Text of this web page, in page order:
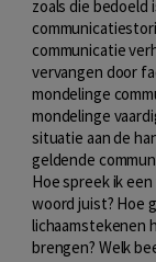
zoals die bedoeld
communicatie
vervangen door
mondelinge
mondelinge
situatie aan de
geldende
Hoe spreek ik
woord juist? Hoe
lichaamstekenen
brengen? Welk